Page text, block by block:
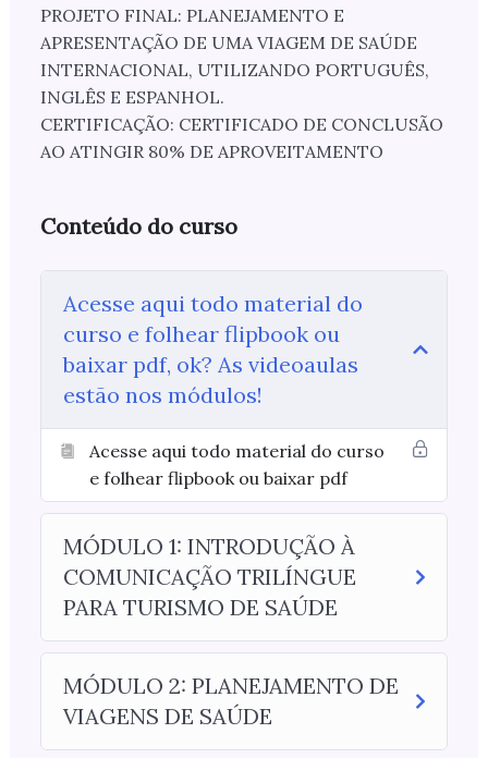
PROJETO FINAL: PLANEJAMENTO E
APRESENTAÇÃO DE UMA VIAGEM DE SAÚDE
INTERNACIONAL, UTILIZANDO PORTUGUÊS,
INGLÊS E ESPANHOL.
CERTIFICAÇÃO: CERTIFICADO DE CONCLUSÃO
AO ATINGIR 80% DE APROVEITAMENTO
Conteúdo do curso
Acesse aqui todo material do
curso e folhear flipbook ou
baixar pdf, ok? As videoaulas
estão nos módulos!
Acesse aqui todo material do curso
e folhear flipbook ou baixar pdf
MÓDULO 1: INTRODUÇÃO À
COMUNICAÇÃO TRILÍNGUE
PARA TURISMO DE SAÚDE
MÓDULO 2: PLANEJAMENTO DE
VIAGENS DE SAÚDE